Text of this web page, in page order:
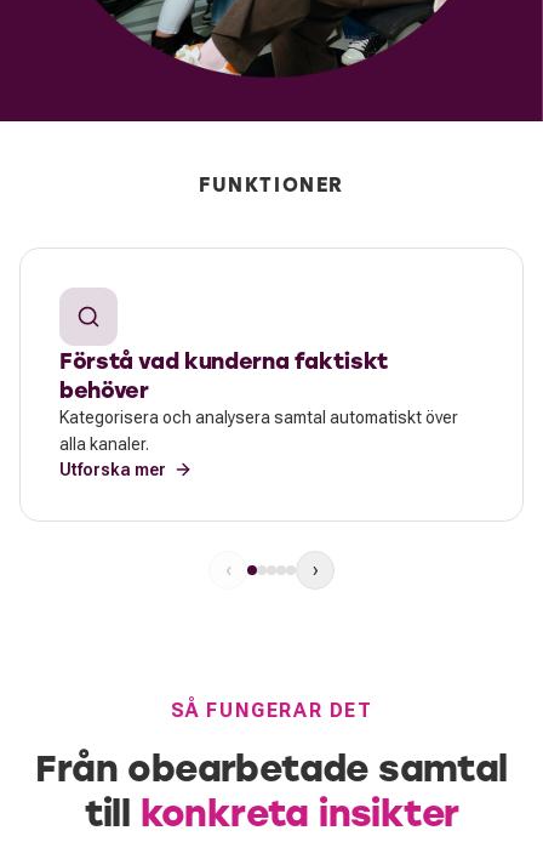
FUNKTIONER
Förstå vad kunderna faktiskt
behöver
Kategorisera och analysera samtal automatiskt över
alla kanaler.
Utforska mer
‹ ›
SÅ FUNGERAR DET
Från obearbetade samtal
till konkreta insikter